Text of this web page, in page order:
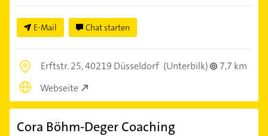
E-Mail Chat starten
Erftstr. 25,40219 Düsseldorf (Unterbilk)
7,7 km
Webseite
Cora Böhm-Deger Coaching